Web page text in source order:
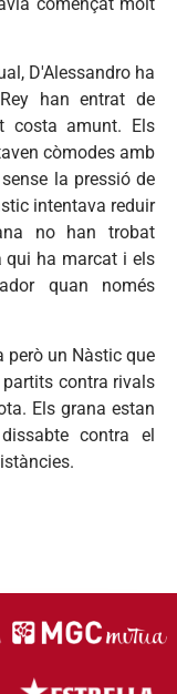
D'Alessandro ha
han entrat de
costa amunt. Els
còmodes amb
la pressió de
intentava reduir
no han trobat
qui ha marcat i els
quan només
però un Nàstic que
contra rivals
Els grana estan
contra el